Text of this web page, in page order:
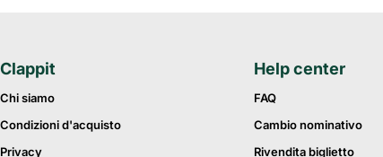
Clappit
Chi siamo
Condizioni d'acquisto
Privacy
Help center
FAQ
Cambio nominativo
Rivendita biglietto